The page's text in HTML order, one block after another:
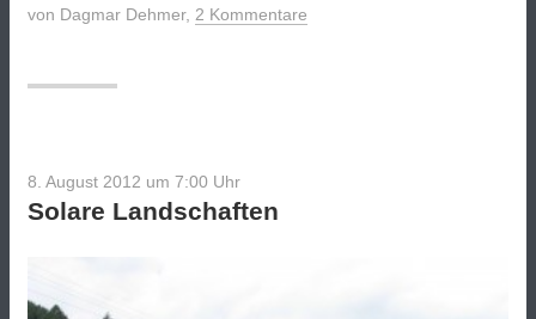
von Dagmar Dehmer, 2 Kommentare
8. August 2012 um 7:00 Uhr
Solare Landschaften